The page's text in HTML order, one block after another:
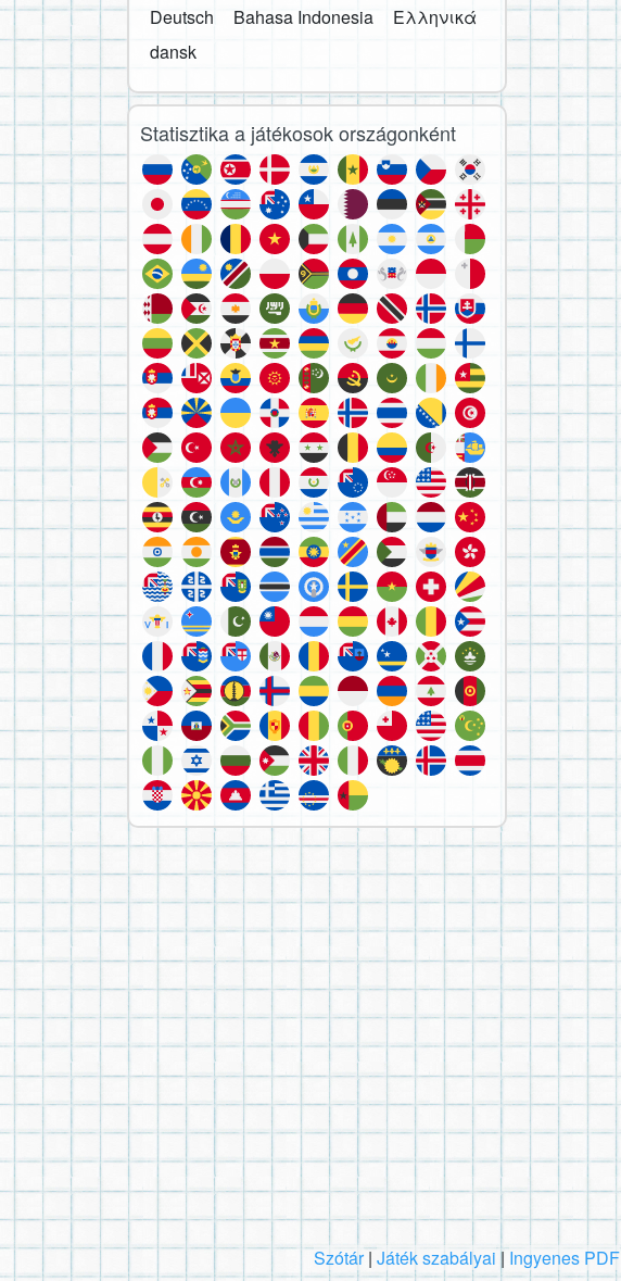
Deutsch
Bahasa Indonesia
Ελληνικά
dansk
Statisztika a játékosok országonként
Szótár| Játék szabályai | Ingyenes PDF